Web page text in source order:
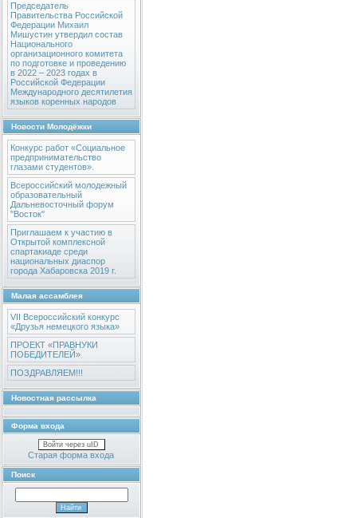
Председатель
Правительства Российской
Федерации Михаил
Мишустин утвердил состав
Национального
организационного комитета
по подготовке и проведению
в 2022 – 2023 годах в
Российской Федерации
Международного десятилетия
языков коренных народов
Новости Молодёжки
Конкурс работ «Социальное
предпринимательство
глазами студентов».
Всероссийский молодежный
образовательный
Дальневосточный форум
"Восток"
Приглашаем к участию в
Открытой комплексной
спартакиаде среди
национальных диаспор
города Хабаровска 2019 г.
Малая ассамблея
VII Всероссийский конкурс
«Друзья немецкого языка»
ПРОЕКТ «ПРАВНУКИ
ПОБЕДИТЕЛЕЙ»
ПОЗДРАВЛЯЕМ!!!
Новостная рассылка
Форма входа
Войти через uID
Старая форма входа
Поиск